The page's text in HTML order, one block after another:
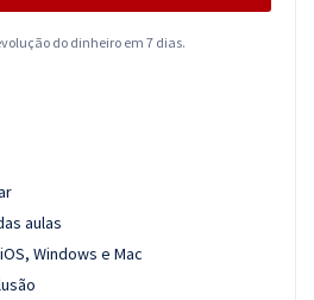
do dinheiro em 7 dias.
aulas
Windows e Mac